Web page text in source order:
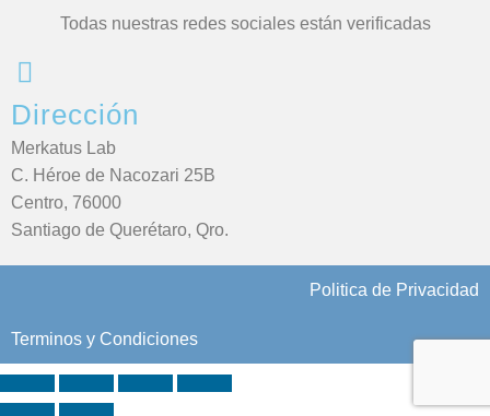
Todas nuestras redes sociales están verificadas
Dirección
Merkatus Lab
C. Héroe de Nacozari 25B
Centro, 76000
Santiago de Querétaro, Qro.
Politica de Privacidad
Terminos y Condiciones